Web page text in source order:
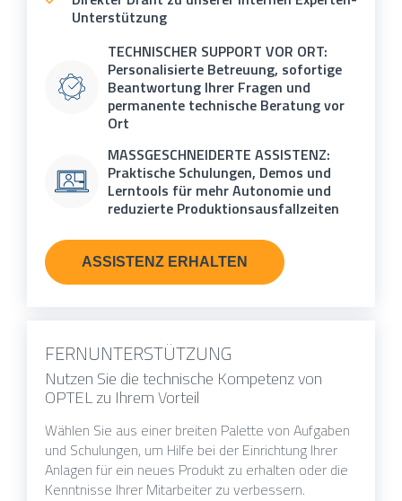
Unterstützung
TECHNISCHER SUPPORT VOR ORT:
Personalisierte Betreuung, sofortige
Beantwortung Ihrer Fragen und
permanente technische Beratung vor
Ort
MASSGESCHNEIDERTE ASSISTENZ:
Praktische Schulungen, Demos und
Lerntools für mehr Autonomie und
reduzierte Produktionsausfallzeiten
ASSISTENZ ERHALTEN
FERNUNTERSTÜTZUNG
Nutzen Sie die technische Kompetenz von
OPTEL zu Ihrem Vorteil
Wählen Sie aus einer breiten Palette von Aufgaben
und Schulungen, um Hilfe bei der Einrichtung Ihrer
Anlagen für ein neues Produkt zu erhalten oder die
Kenntnisse Ihrer Mitarbeiter zu verbessern.